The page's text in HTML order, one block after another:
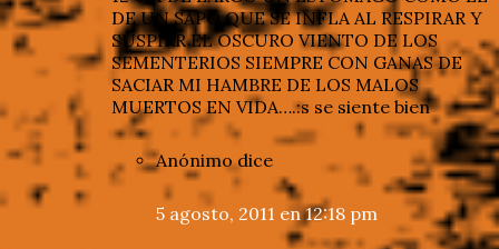
DE UN SAPO QUE SE INFLA AL RESPIRAR Y
SUSPIRR EL OSCURO VIENTO DE LOS
SEMENTERIOS SIEMPRE CON GANAS DE
SACIAR MI HAMBRE DE LOS MALOS
MUERTOS EN VIDA….:s se siente bien
Anónimo dice
5 agosto, 2011 en 12:18 pm